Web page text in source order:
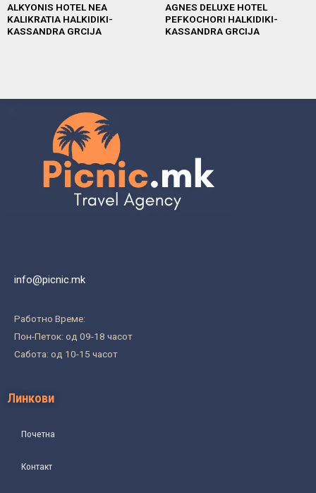
ALKYONIS HOTEL NEA
KALIKRATIA HALKIDIKI-
KASSANDRA GRCIJA
AGNES DELUXE HOTEL
PEFKOCHORI HALKIDIKI-
KASSANDRA GRCIJA
info@picnic.mk
Работно Време:
Пон-Петок: од 09-18 часот
Сабота: од 10-15 часот
Линкови
Почетна
Контакт